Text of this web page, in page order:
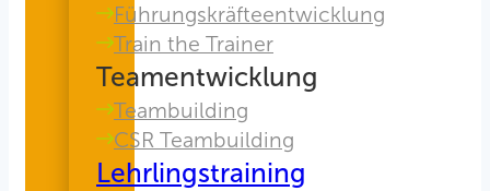
Führungskräfteentwicklung
Train the Trainer
Teamentwicklung
Teambuilding
CSR Teambuilding
Lehrlingstraining